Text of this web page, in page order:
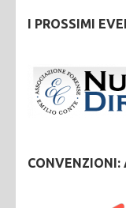
I PROSSIMI
CONVENZIONI: